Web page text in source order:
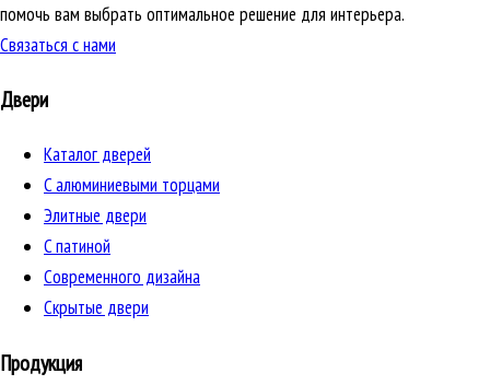
помочь вам выбрать оптимальное решение для интерьера.
Связаться с нами
Двери
Каталог дверей
C алюминиевыми торцами
Элитные двери
C патиной
Cовременного дизайна
Скрытые двери
Продукция